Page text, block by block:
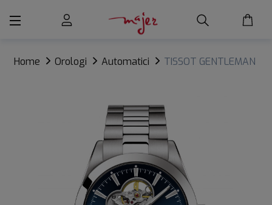
Home Orologi Automatici
TISSOT GENTLEMAN